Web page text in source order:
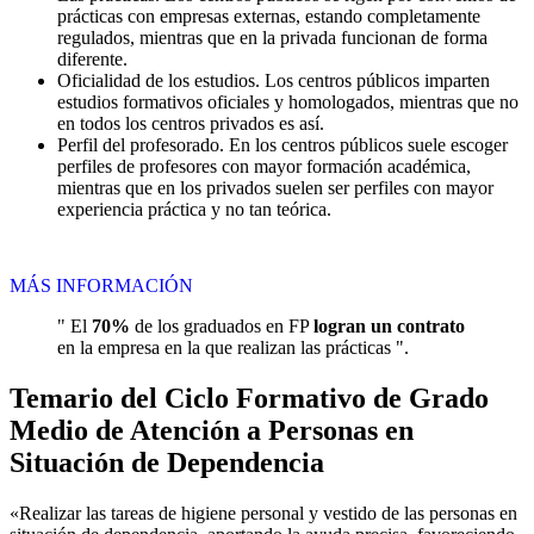
prácticas con empresas externas, estando completamente
regulados, mientras que en la privada funcionan de forma
diferente.
Oficialidad de los estudios. Los centros públicos imparten
estudios formativos oficiales y homologados, mientras que no
en todos los centros privados es así.
Perfil del profesorado. En los centros públicos suele escoger
perfiles de profesores con mayor formación académica,
mientras que en los privados suelen ser perfiles con mayor
experiencia práctica y no tan teórica.
MÁS INFORMACIÓN
" El 70% de los graduados en FPlogran un contrato
en la empresa en la que realizan las prácticas ".
Temario del Ciclo Formativo de Grado
Medio de Atención a Personas en
Situación de Dependencia
«Realizar las tareas de higiene personal y vestido de las personas en